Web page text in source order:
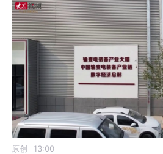
原创 13:00